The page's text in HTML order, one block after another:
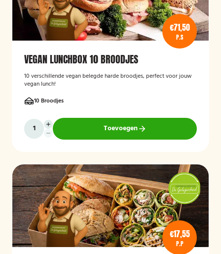
€71,50
P.S
VEGAN LUNCHBOX 10 BROODJES
10 verschillende vegan belegde harde broodjes, perfect voor jouw
vegan lunch!
10 Broodjes
Toevoegen
€17,55
P.P